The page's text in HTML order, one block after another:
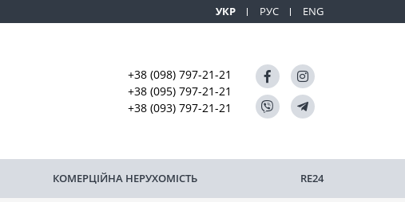
УКР РУС ENG
+38 (098) 797-21-21
+38 (095) 797-21-21
+38 (093) 797-21-21
КОМЕРЦІЙНА НЕРУХОМІСТЬ RE24